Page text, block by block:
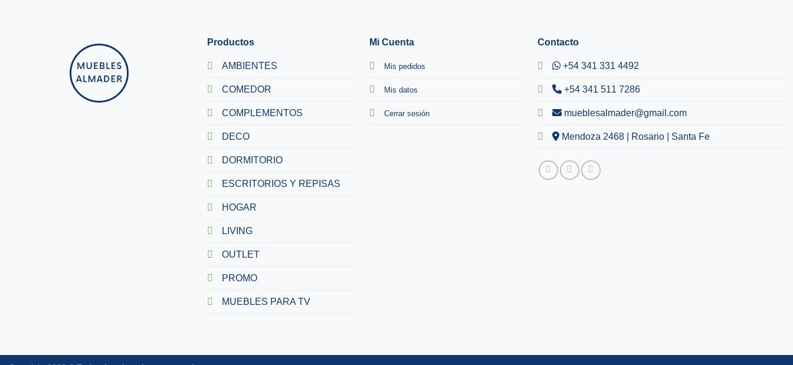
Productos
AMBIENTES
COMEDOR
COMPLEMENTOS
DECO
DORMITORIO
ESCRITORIOS Y REPISAS
HOGAR
LIVING
OUTLET
PROMO
MUEBLES PARA TV
Mi Cuenta
Mis pedidos
Mis datos
Cerrar sesión
Contacto
+54 341 331 4492
+54 341 511 7286
mueblesalmader@gmail.com
Mendoza 2468 | Rosario | Santa Fe